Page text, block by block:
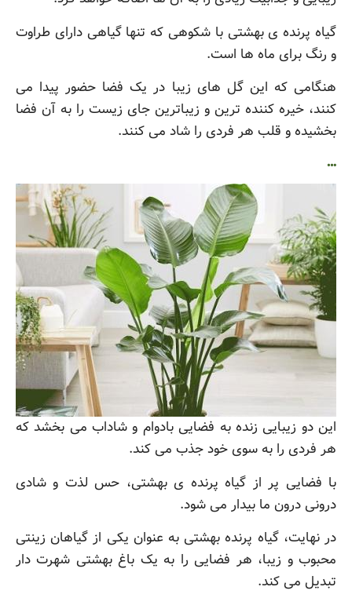
گیاه پرنده ی بهشتی با شکوهی که تنها گیاهی دارای طراوت
و رنگ برای ماه ها است.
هنگامی که این گل های زیبا در یک فضا حضور پیدا می
کنند، خیره کننده ترین و زیباترین جای زیست را به آن فضا
بخشیده و قلب هر فردی را شاد می کنند.
…
این دو زیبایی زنده به فضایی بادوام و شاداب می بخشد که
هر فردی را به سوی خود جذب می کند.
با فضایی پر از گیاه پرنده ی بهشتی، حس لذت و شادی
درونی درون ما بیدار می شود.
در نهایت، گیاه پرنده بهشتی به عنوان یکی از گیاهان زینتی
محبوب و زیبا، هر فضایی را به یک باغ بهشتی شهرت دار
تبدیل می کند.